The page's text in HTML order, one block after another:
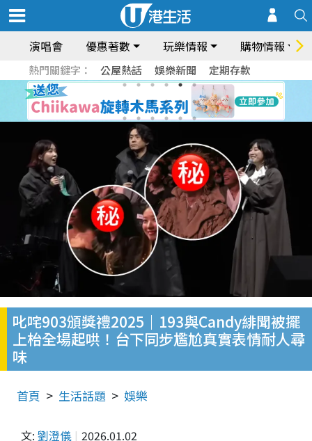
演唱會 優惠著數 玩樂情報 購物情報
熱門關鍵字： 公屋熱話 娛樂新聞 定期存款
叱咤903頒獎禮2025｜193與Candy緋聞被擺
上枱全場起哄！台下同步尷尬真實表情耐人尋
味
首頁 生活話題 娛樂
文: 劉澄儀 2026.01.02